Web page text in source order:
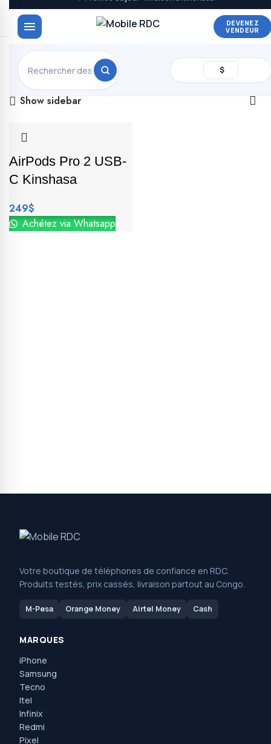
DEVENEZ
VENDEUR
$
Voici le seul résultat
Show sidebar
AirPods Pro 2 USB-
C Kinshasa
249$
Achétez via Whatsapp
Votre boutique de téléphones de confiance en RDC.
Produits testés, prix cassés, livraison partout au Congo.
M-Pesa Orange Money Airtel Money Cash
MARQUES
iPhone
Samsung
Tecno
Itel
Infinix
Redmi
Pixel